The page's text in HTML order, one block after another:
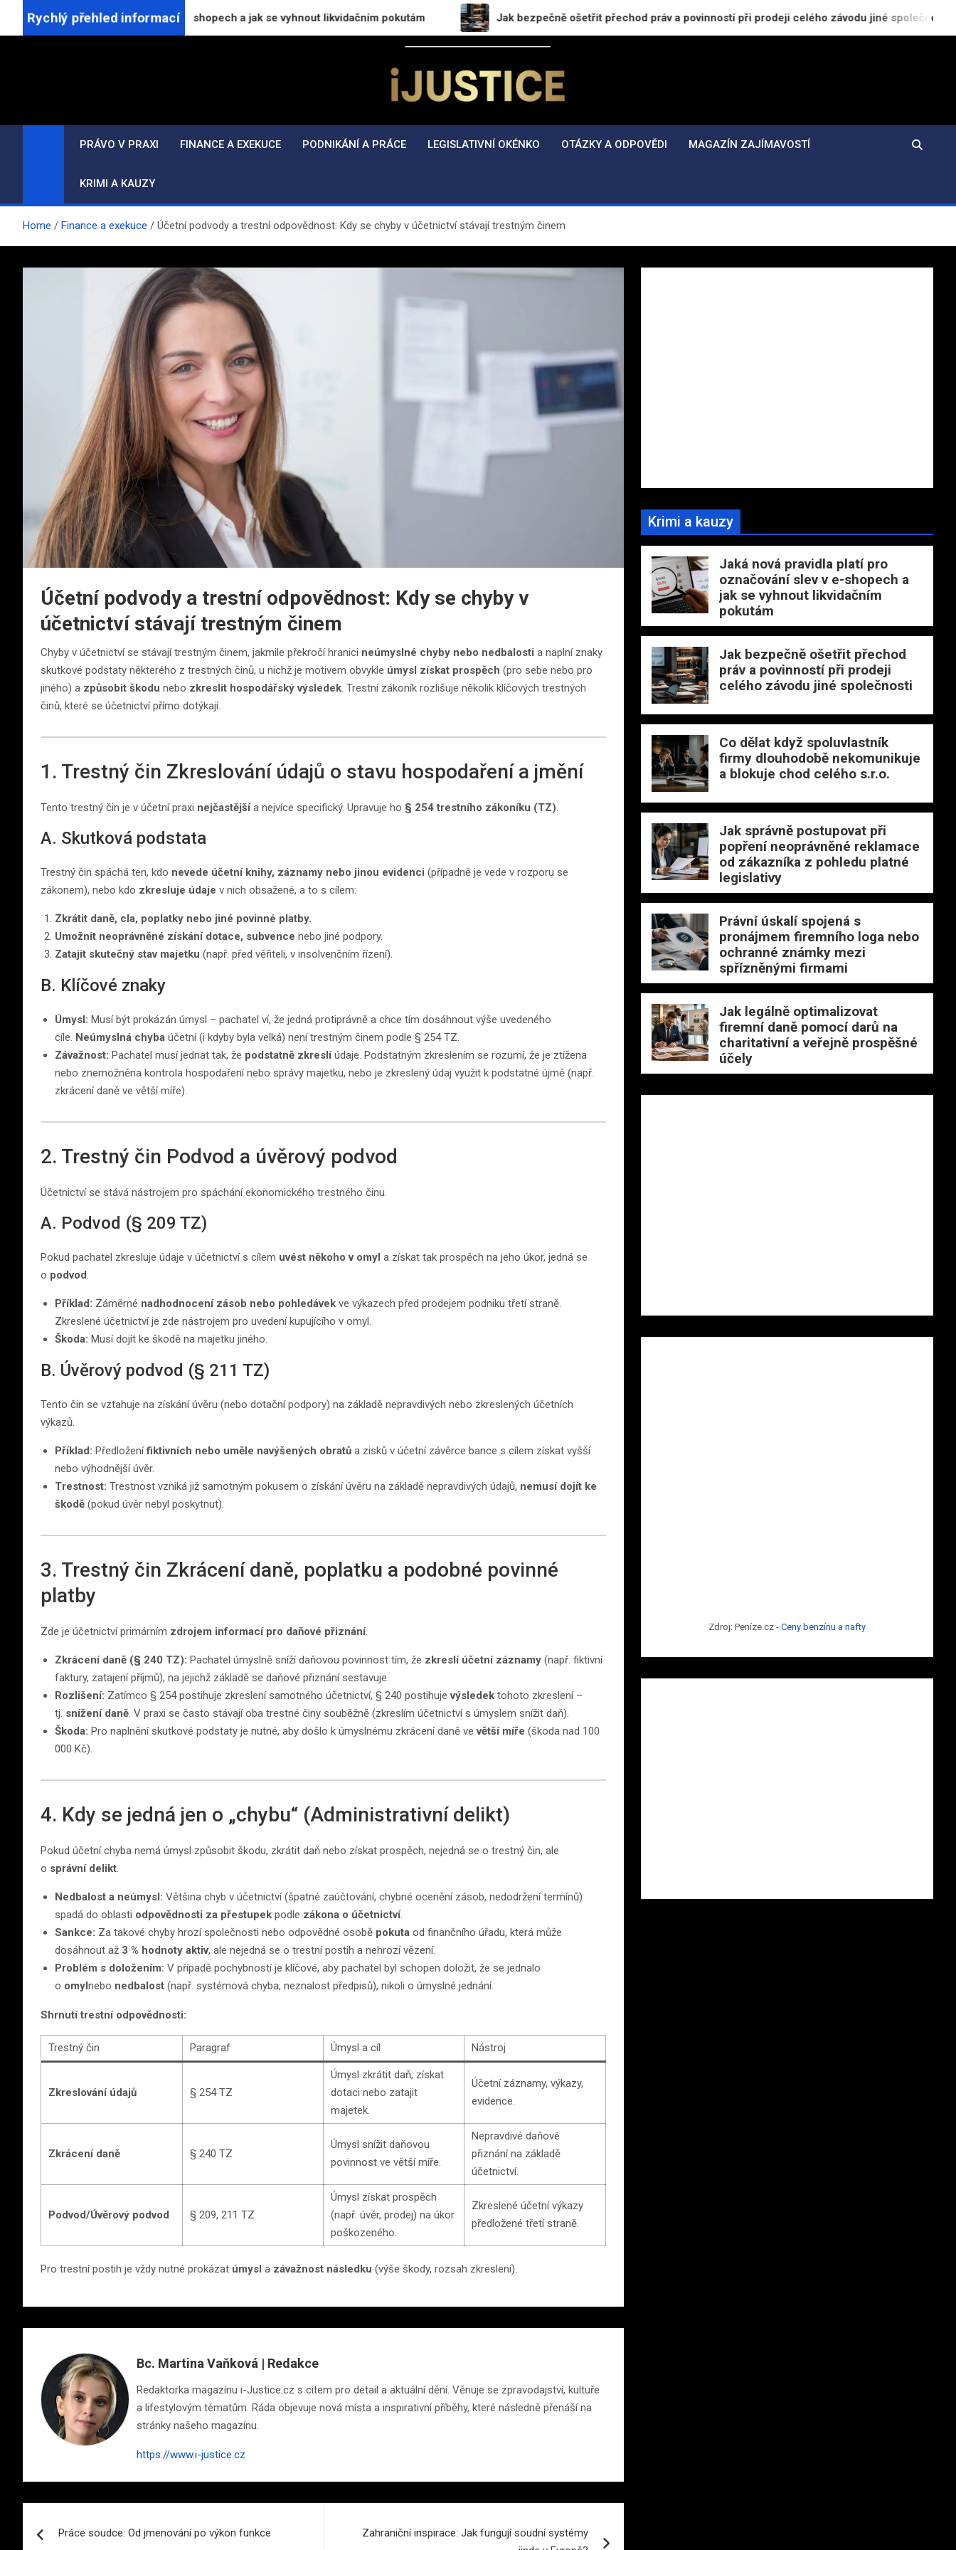
Rychlý přehled informací
označování slev v e-shopech a jak se vyhnout likvidačním pokutám Jak bezpečně ošetřit přechod práv a povinností při prodeji celého závodu jiné společnosti
i-Justice.cz
Právo, legislativa a finance v praxi
PRÁVO V PRAXI
FINANCE A EXEKUCE PODNIKÁNÍ A PRÁCE LEGISLATIVNÍ OKÉNKO OTÁZKY A ODPOVĚDI MAGAZÍN ZAJÍMAVOSTÍ
KRIMI A KAUZY
Home Finance a exekuce Účetní podvody a trestní odpovědnost: Kdy se chyby v účetnictví stávají trestným činem
Účetní podvody a trestní odpovědnost: Kdy se chyby v
účetnictví stávají trestným činem
Chyby v účetnictví se stávají trestným činem, jakmile překročí hranici neúmyslné chyby nebo nedbalosti a naplní znaky
skutkové podstaty některého z trestných činů, u nichž je motivem obvykle úmysl získat prospěch (pro sebe nebo pro
jiného) a způsobit škodu nebo zkreslit hospodářský výsledek. Trestní zákoník rozlišuje několik klíčových trestných
činů, které se účetnictví přímo dotýkají.
1. Trestný čin Zkreslování údajů o stavu hospodaření a jmění
Tento trestný čin je v účetní praxi nejčastějšía nejvíce specifický. Upravuje ho § 254 trestního zákoníku (TZ).
A. Skutková podstata
Trestný čin spáchá ten, kdo nevede účetní knihy, záznamy nebo jinou evidenci (případně je vede v rozporu se
zákonem), nebo kdo zkresluje údaje v nich obsažené, a to s cílem:
Zkrátit daně, cla, poplatky nebo jiné povinné platby.
Umožnit neoprávněné získání dotace, subvence nebo jiné podpory.
Zatajit skutečný stav majetku (např. před věřiteli, v insolvenčním řízení).
B. Klíčové znaky
Úmysl: Musí být prokázán úmysl – pachatel ví, že jedná protiprávně a chce tím dosáhnout výše uvedeného
cíle. Neúmyslná chyba účetní (i kdyby byla velká) není trestným činem podle § 254 TZ.
Závažnost: Pachatel musí jednat tak, že podstatně zkreslíúdaje. Podstatným zkreslením se rozumí, že je ztížena
nebo znemožněna kontrola hospodaření nebo správy majetku, nebo je zkreslený údaj využit k podstatné újmě (např.
zkrácení daně ve větší míře).
2. Trestný čin Podvod a úvěrový podvod
Účetnictví se stává nástrojem pro spáchání ekonomického trestného činu.
A. Podvod (§ 209 TZ)
Pokud pachatel zkresluje údaje v účetnictví s cílem uvést někoho v omyl a získat tak prospěch na jeho úkor, jedná se
o podvod.
Příklad: Záměrné nadhodnocení zásob nebo pohledávek ve výkazech před prodejem podniku třetí straně.
Zkreslené účetnictví je zde nástrojem pro uvedení kupujícího v omyl.
Škoda: Musí dojít ke škodě na majetku jiného.
B. Úvěrový podvod (§ 211 TZ)
Tento čin se vztahuje na získání úvěru (nebo dotační podpory) na základě nepravdivých nebo zkreslených účetních
výkazů.
Příklad: Předloženífiktivních nebo uměle navýšených obratů a zisků v účetní závěrce bance s cílem získat vyšší
nebo výhodnější úvěr.
Trestnost: Trestnost vzniká již samotným pokusem o získání úvěru na základě nepravdivých údajů, nemusí dojít ke
škodě (pokud úvěr nebyl poskytnut).
3. Trestný čin Zkrácení daně, poplatku a podobné povinné
platby
Zde je účetnictví primárním zdrojem informací pro daňové přiznání.
Zkrácení daně (§ 240 TZ): Pachatel úmyslně sníží daňovou povinnost tím, že zkreslí účetní záznamy (např. fiktivní
faktury, zatajení příjmů), na jejichž základě se daňové přiznání sestavuje.
Rozlišení: Zatímco § 254 postihuje zkreslení samotného účetnictví, § 240 postihujevýsledek tohoto zkreslení –
tj. snížení daně. V praxi se často stávají oba trestné činy souběžně (zkreslím účetnictví s úmyslem snížit daň).
Škoda: Pro naplnění skutkové podstaty je nutné, aby došlo k úmyslnému zkrácení daně vevětší míře (škoda nad 100
000 Kč).
4. Kdy se jedná jen o „chybu“ (Administrativní delikt)
Pokud účetní chyba nemá úmysl způsobit škodu, zkrátit daň nebo získat prospěch, nejedná se o trestný čin, ale
o správní delikt.
Nedbalost a neúmysl: Většina chyb v účetnictví (špatné zaúčtování, chybné ocenění zásob, nedodržení termínů)
spadá do oblasti odpovědnosti za přestupek podle zákona o účetnictví.
Sankce: Za takové chyby hrozí společnosti nebo odpovědné osobě pokuta od finančního úřadu, která může
dosáhnout až 3 % hodnoty aktiv, ale nejedná se o trestní postih a nehrozí vězení.
Problém s doložením: V případě pochybností je klíčové, aby pachatel byl schopen doložit, že se jednalo
o omyl nebo nedbalost (např. systémová chyba, neznalost předpisů), nikoli o úmyslné jednání.
Shrnutí trestní odpovědnosti:
Trestný čin Paragraf Úmysl a cíl Nástroj
Zkreslování údajů § 254 TZ
Úmysl zkrátit daň, získat
dotaci nebo zatajit
majetek.
Účetní záznamy, výkazy,
evidence.
Zkrácení daně § 240 TZ
Úmysl snížit daňovou
povinnost ve větší míře.
Nepravdivé daňové
přiznání na základě
účetnictví.
Podvod/Úvěrový podvod § 209, 211 TZ
Úmysl získat prospěch
(např. úvěr, prodej) na úkor
poškozeného.
Zkreslené účetní výkazy
předložené třetí straně.
Pro trestní postih je vždy nutné prokázat úmysl a závažnost následku (výše škody, rozsah zkreslení).
Bc. Martina Vaňková | Redakce
Redaktorka magazínu i-Justice.cz s citem pro detail a aktuální dění. Věnuje se zpravodajství, kultuře
a lifestylovým tématům. Ráda objevuje nová místa a inspirativní příběhy, které následně přenáší na
stránky našeho magazínu.
https://www.i-justice.cz
Práce soudce: Od jmenování po výkon funkce
Zahraniční inspirace: Jak fungují soudní systémy
Krimi a kauzy
Jaká nová pravidla platí pro
označování slev v e-shopech a
jak se vyhnout likvidačním
pokutám
Jak bezpečně ošetřit přechod
práv a povinností při prodeji
celého závodu jiné společnosti
Co dělat když spoluvlastník
firmy dlouhodobě nekomunikuje
a blokuje chod celého s.r.o.
Jak správně postupovat při
popření neoprávněné reklamace
od zákazníka z pohledu platné
legislativy
Právní úskalí spojená s
pronájmem firemního loga nebo
ochranné známky mezi
spřízněnými firmami
Jak legálně optimalizovat
firemní daně pomocí darů na
charitativní a veřejně prospěšné
účely
Zdroj: Peníze.cz -Ceny benzínu a nafty